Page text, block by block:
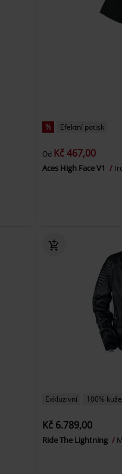
% Efektní potisk
Od Kč 467,00
Aces High Face V1
Exkluzivní 100% kuže
Kč 6.789,00
Ride The Lightning